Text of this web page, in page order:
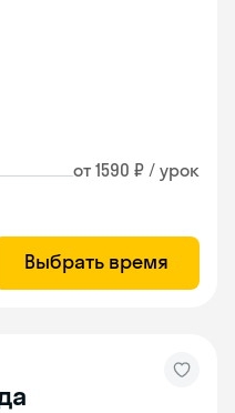
от 1590 ₽ / урок
Выбрать время